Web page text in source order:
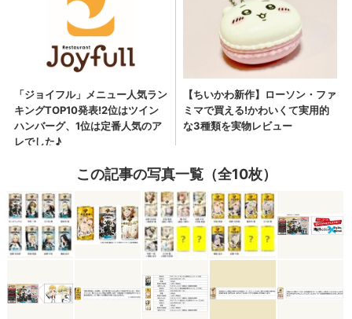
この記事の写真一覧（全10枚）